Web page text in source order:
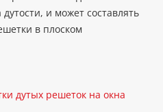
и может составлять
в плоском
дутых решеток на окна